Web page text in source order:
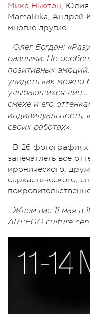
Мика Ньютон, Юлия
MamaRika,
многие другие.
Олег Богдан:
разными. Но
позитивных
увидеть как можно
улыбающихся лиц…
смехе и его
индивидуальность,
своих работах».
В 26 фотографиях
запечатлеть все
иронического,
саркастического,
Ждем вас 11 мая в
ART:EGO culture